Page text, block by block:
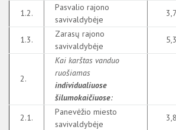
1.2.
Pasvalio rajono
savivaldybėje
1.3.
Zarasų rajono
savivaldybėje
2.
Kai karštas vanduo
ruošiamas
individualiuose
šilumokaičiuose:
2.1.
Panevėžio miesto
savivaldybėje